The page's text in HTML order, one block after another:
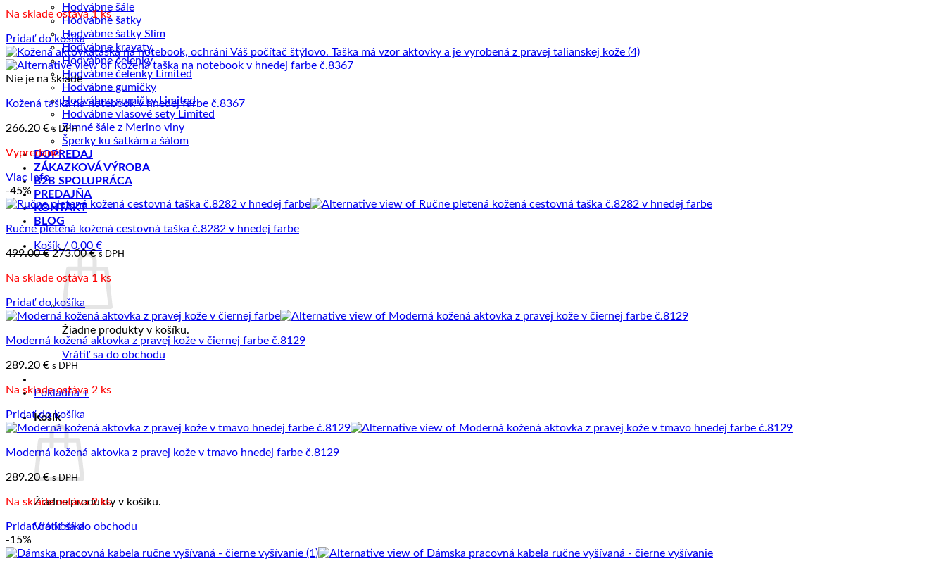
Hodvábne šále
Hodvábne šatky
Hodvábne šatky Slim
Hodvábne kravaty
Hodvábne čelenky
Hodvábne čelenky Limited
Hodvábne gumičky
Hodvábne gumičky Limited
Hodvábne vlasové sety Limited
Zimné šále z Merino vlny
Šperky ku šatkám a šálom
DOPREDAJ
ZÁKAZKOVÁ VÝROBA
B2B SPOLUPRÁCA
PREDAJŇA
KONTAKT
BLOG
Košík / 0.00 €
Žiadne produkty v košíku.
Vrátiť sa do obchodu
Pokladňa +
Košík
Žiadne produkty v košíku.
Vrátiť sa do obchodu
Na sklade ostáva 1 ks
Pridať do košíka
Nie je na sklade
Kožená taška na notebook v hnedej farbe č.8367
266.20 € s DPH
Vypredané!
Viac info
-45%
Ručne pletená kožená cestovná taška č.8282 v hnedej farbe
499.00€Pôvodná
cena
bola:
499.00 €.
273.00€Aktuálna
cena
je:
273.00 €.
s DPH
Na sklade ostáva 1 ks
Pridať do košíka
Moderná kožená aktovka z pravej kože v čiernej farbe č.8129
289.20 € s DPH
Na sklade ostáva 2 ks
Pridať do košíka
Moderná kožená aktovka z pravej kože v tmavo hnedej farbe č.8129
289.20€ s DPH
Na sklade ostáva 2 ks
Pridať do košíka
-15%